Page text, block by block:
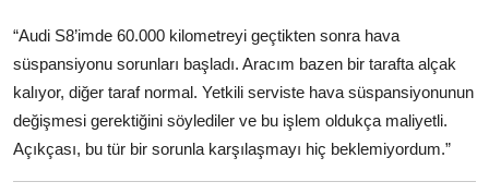
“Audi S8’imde 60.000 kilometreyi geçtikten sonra hava
süspansiyonu sorunları başladı. Aracım bazen bir tarafta alçak
kalıyor, diğer taraf normal. Yetkili serviste hava süspansiyonunun
değişmesi gerektiğini söylediler ve bu işlem oldukça maliyetli.
Açıkçası, bu tür bir sorunla karşılaşmayı hiç beklemiyordum.”